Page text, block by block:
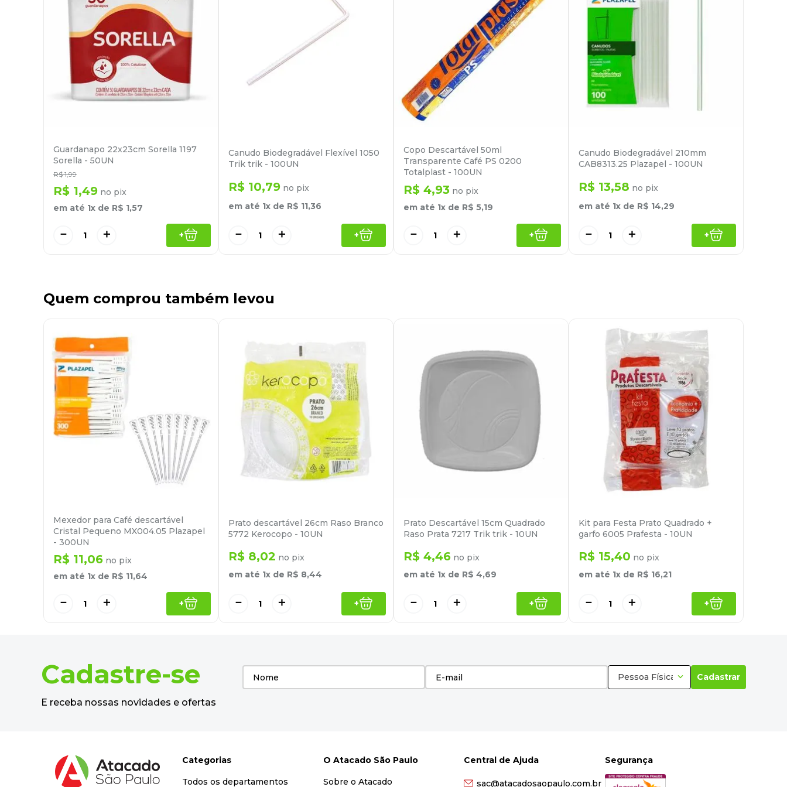
Guardanapo 22x23cm Sorella 1197
Sorella - 50UN
R$ 1,99
R$ 1,49 no pix
em até 1x de R$ 1,57
＋
－ +
Canudo Biodegradável Flexível 1050
Trik trik - 100UN
R$ 10,79 no pix
em até 1x de R$ 11,36
＋
－ +
Copo Descartável 50ml
Transparente Café PS 0200
Totalplast - 100UN
R$ 4,93 no pix
em até 1x de R$ 5,19
＋
－ +
Canudo Biodegradável 210mm
CAB8313.25 Plazapel - 100UN
R$ 13,58 no pix
em até 1x de R$ 14,29
＋
－ +
Quem comprou também levou
Mexedor para Café descartável
Cristal Pequeno MX004.05 Plazapel
- 300UN
R$ 11,06 no pix
em até 1x de R$ 11,64
＋
－ +
Prato descartável 26cm Raso Branco
5772 Kerocopo - 10UN
R$ 8,02 no pix
em até 1x de R$ 8,44
＋
－ +
Prato Descartável 15cm Quadrado
Raso Prata 7217 Trik trik - 10UN
R$ 4,46 no pix
em até 1x de R$ 4,69
＋
－ +
Kit para Festa Prato Quadrado +
garfo 6005 Prafesta - 10UN
R$ 15,40 no pix
em até 1x de R$ 16,21
＋
－ +
Cadastre-se
E receba nossas novidades e ofertas
Pessoa Física Cadastrar
Categorias
Todos os departamentos
O Atacado São Paulo
Sobre o Atacado
Central de Ajuda
sac@atacadosaopaulo.com.br
Segurança